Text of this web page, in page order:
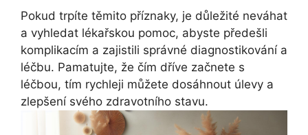
Pokud trpíte těmito příznaky, je důležité neváhat
a vyhledat lékařskou pomoc, abyste předešli
komplikacím a zajistili správné diagnostikování a
léčbu. Pamatujte, že čím dříve začnete s
léčbou, tím rychleji můžete dosáhnout úlevy a
zlepšení svého zdravotního stavu.